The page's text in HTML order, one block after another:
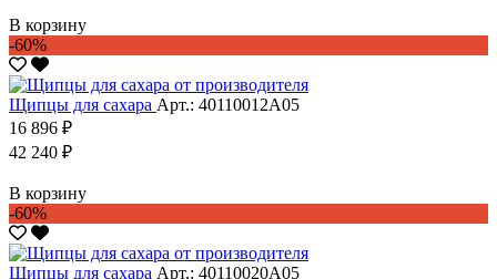
В корзину
-60%
Щипцы для сахара Арт.: 40110012А05
16 896 ₽
42 240 ₽
В корзину
-60%
Щипцы для сахара Арт.: 40110020А05